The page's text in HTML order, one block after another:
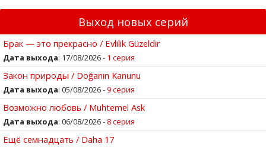
Выход новых серий
Брак — это прекрасно / Evlilik Güzeldir
Дата выхода: 17/08/2026 - 1 серия
Закон природы / Doğanın Kanunu
Дата выхода: 05/08/2026 -9 серия
Возможно любовь / Muhtemel Ask
Дата выхода: 06/08/2026 - 8 серия
Ещё семнадцать / Daha 17